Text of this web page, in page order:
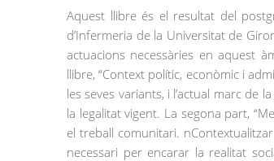
Aquest llibre és el resultat del
d’Infermeria de la Universitat de
actuacions necessàries en aquest
llibre, “Context polític, econòmic i
les seves variants, i l’actual marc de
la legalitat vigent. La segona part,
el treball comunitari.
necessari per encarar la realitat